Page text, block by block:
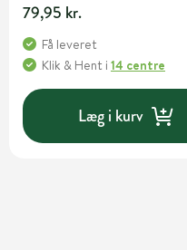
79,95 kr.
Få leveret
Klik & Hent i 14 centre
Læg i kurv